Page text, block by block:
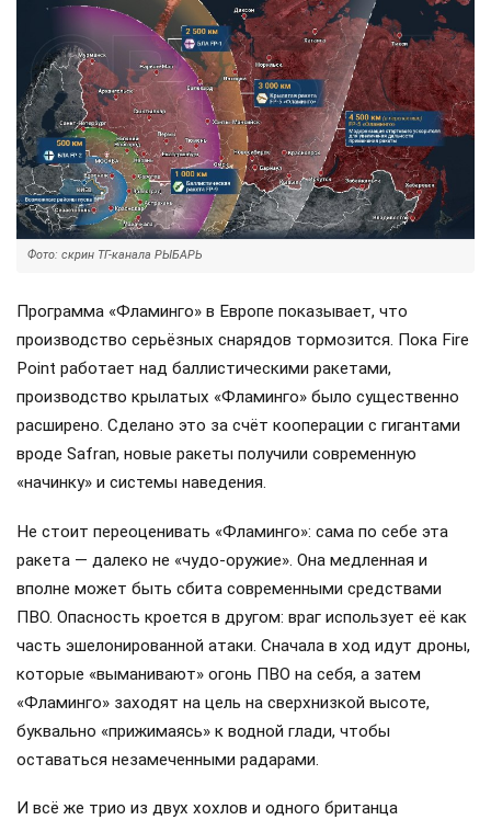
Фото: скрин ТГ-канала РЫБАРЬ
Программа «Фламинго» в Европе показывает, что
производство серьёзных снарядов тормозится. Пока Fire
Point работает над баллистическими ракетами,
производство крылатых «Фламинго» было существенно
расширено. Сделано это за счёт кооперации с гигантами
вроде Safran, новые ракеты получили современную
«начинку» и системы наведения.
Не стоит переоценивать «Фламинго»: сама по себе эта
ракета — далеко не «чудо-оружие». Она медленная и
вполне может быть сбита современными средствами
ПВО. Опасность кроется в другом: враг использует её как
часть эшелонированной атаки. Сначала в ход идут дроны,
которые «выманивают» огонь ПВО на себя, а затем
«Фламинго» заходят на цель на сверхнизкой высоте,
буквально «прижимаясь» к водной глади, чтобы
оставаться незамеченными радарами.
И всё же трио из двух хохлов и одного британца